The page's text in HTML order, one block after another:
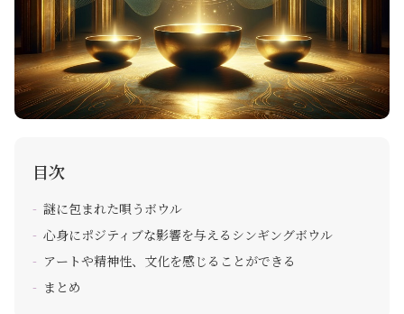
目次
謎に包まれた唄うボウル
心身にポジティブな影響を与えるシンギングボウル
アートや精神性、文化を感じることができる
まとめ